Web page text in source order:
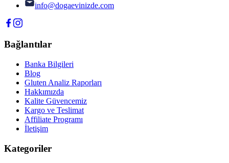
info@dogaevinizde.com
Bağlantılar
Banka Bilgileri
Blog
Gluten Analiz Raporları
Hakkımızda
Kalite Güvencemiz
Kargo ve Teslimat
Affiliate Programı
İletişim
Kategoriler